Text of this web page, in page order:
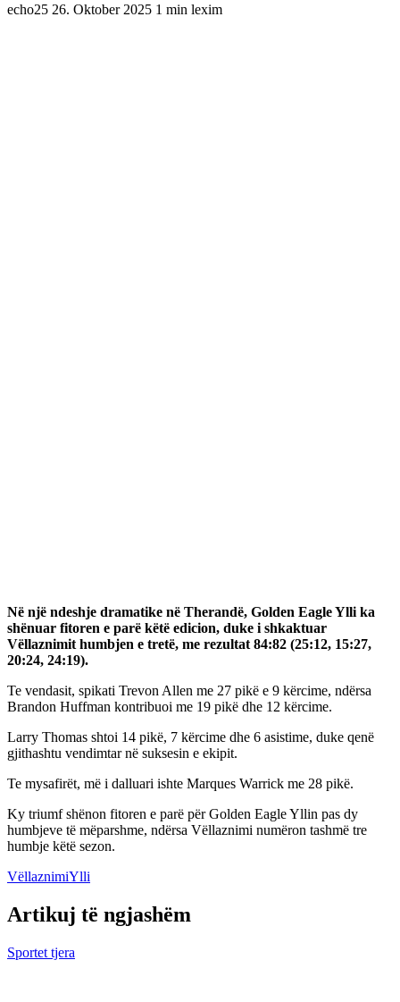
echo25 26. Oktober 2025 1 min lexim
Në një ndeshje dramatike në Therandë, Golden Eagle Ylli ka
shënuar fitoren e parë këtë edicion, duke i shkaktuar
Vëllaznimit humbjen e tretë, me rezultat 84:82 (25:12, 15:27,
20:24, 24:19).
Te vendasit, spikati Trevon Allen me 27 pikë e 9 kërcime, ndërsa
Brandon Huffman kontribuoi me 19 pikë dhe 12 kërcime.
Larry Thomas shtoi 14 pikë, 7 kërcime dhe 6 asistime, duke qenë
gjithashtu vendimtar në suksesin e ekipit.
Te mysafirët, më i dalluari ishte Marques Warrick me 28 pikë.
Ky triumf shënon fitoren e parë për Golden Eagle Yllin pas dy
humbjeve të mëparshme, ndërsa Vëllaznimi numëron tashmë tre
humbje këtë sezon.
VëllaznimiYlli
Artikuj të ngjashëm
Sportet tjera